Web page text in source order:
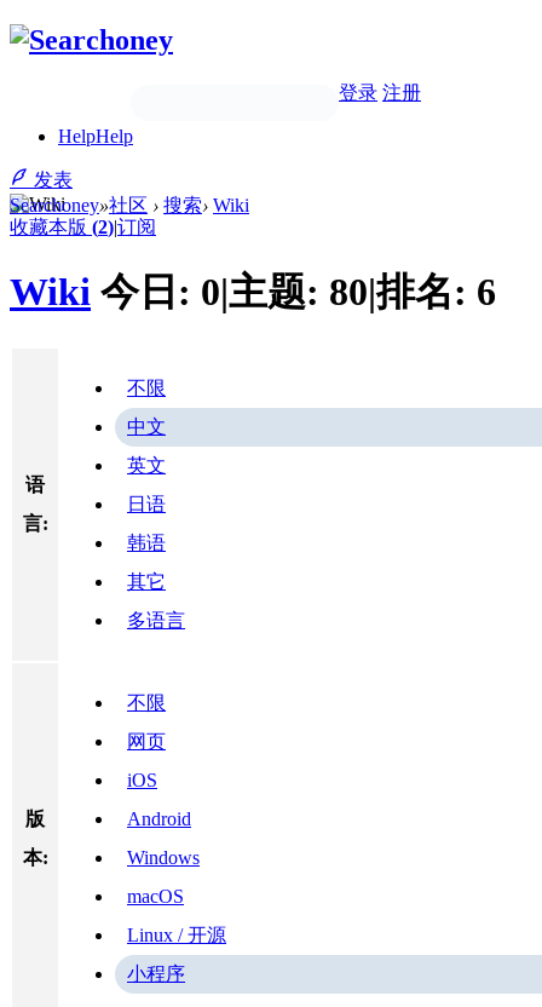
登录 注册
HelpHelp
发表
Searchoney»社区 › 搜索› Wiki
收藏本版 (2)|订阅
Wiki 今日: 0|主题: 80|排名: 6
语
言:
不限
中文
英文
日语
韩语
其它
多语言
版
本:
不限
网页
iOS
Android
Windows
macOS
Linux / 开源
小程序